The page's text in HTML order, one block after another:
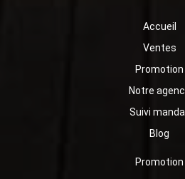
Accueil
Ventes
Promotion
Notre
Suivi
Blog
Promotion